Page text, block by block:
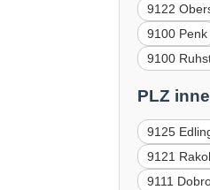
9122
9100 Penk
9100
PLZ
9125
9121
9111